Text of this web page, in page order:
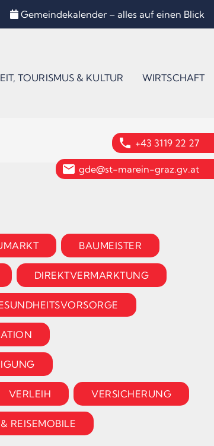
Gemeindekalender – alles auf einen Blick
TOURISMUS & KULTUR WIRTSCHAFT
phone +43 3119 22 27
email gde@st-marein-graz.gv.at
BAUMEISTER
DIREKTVERMARKTUNG
VERLEIH VERSICHERUNG
REISEMOBILE